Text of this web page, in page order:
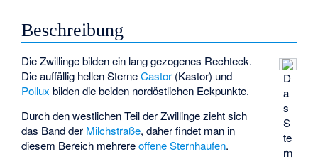
Beschreibung
D
a
s
S
te
rn
Die Zwillinge bilden ein lang gezogenes Rechteck.
Die auffällig hellen SterneCastor (Kastor) und
Pollux bilden die beiden nordöstlichen Eckpunkte.
Durch den westlichen Teil der Zwillinge zieht sich
das Band der Milchstraße, daher findet man in
diesem Bereich mehrereoffene Sternhaufen.